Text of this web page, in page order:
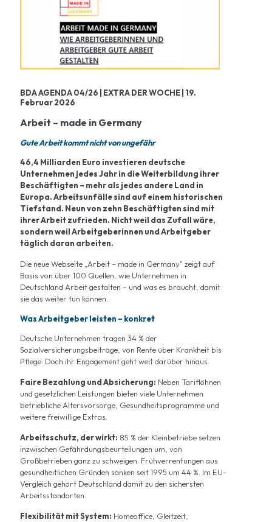
BDA AGENDA 04/26 | EXTRA DER WOCHE | 19.
Februar 2026
Arbeit – made in Germany
Gute Arbeit kommt nicht von ungefähr
46,4 Milliarden Euro investieren deutsche
Unternehmen jedes Jahr in die Weiterbildung ihrer
Beschäftigten – mehr als jedes andere Land in
Europa. Arbeitsunfälle sind auf einem historischen
Tiefstand. Neun von zehn Beschäftigten sind mit
ihrer Arbeit zufrieden. Nicht weil das Zufall wäre,
sondern weil Arbeitgeberinnen und Arbeitgeber
täglich daran arbeiten.
Die neue Webseite „Arbeit – made in Germany" zeigt auf
Basis von über 100 Quellen, wie Unternehmen in
Deutschland Arbeit gestalten – und was es braucht, damit
sie das weiter tun können.
Was Arbeitgeber leisten – konkret
Deutsche Unternehmen tragen 34 % der
Sozialversicherungsbeiträge, von Rente über Krankheit bis
Pflege. Doch ihr Engagement geht weit darüber hinaus.
Faire Bezahlung und Absicherung: Neben Tariflöhnen
und gesetzlichen Leistungen bieten viele Unternehmen
betriebliche Altersvorsorge, Gesundheitsprogramme und
weitere freiwillige Extras.
Arbeitsschutz, der wirkt: 85 % der Kleinbetriebe setzen
inzwischen Gefährdungsbeurteilungen um, von
Großbetrieben ganz zu schweigen. Frühverrentungen aus
gesundheitlichen Gründen sanken seit 1995 um 44 %. Im EU-
Vergleich gehört Deutschland damit zu den sichersten
Arbeitsstandorten.
Flexibilität mit System: Homeoffice, Gleitzeit,